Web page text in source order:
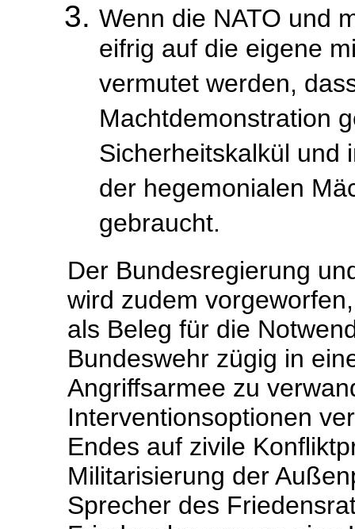
Wenn die NATO und
eifrig auf die eigene
vermutet werden,
Machtdemonstration
Sicherheitskalkül und
der hegemonialen
gebraucht.
Der Bundesregierung
wird zudem
als Beleg für die
Bundeswehr zügig in
Angriffsarmee zu
Interventionsoptionen
Endes auf zivile
Militarisierung der
Sprecher des